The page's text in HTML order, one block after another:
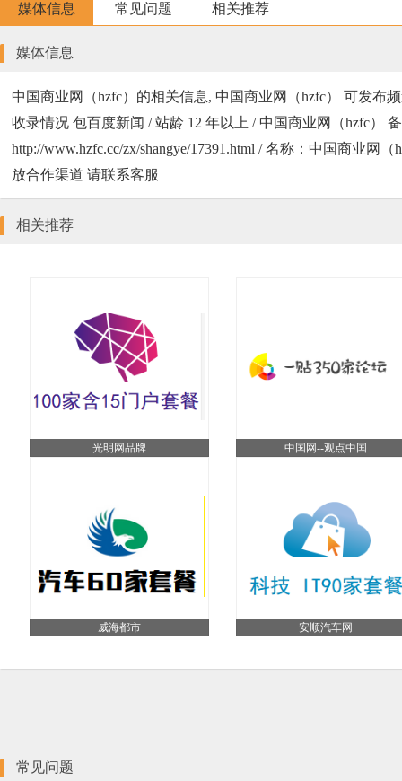
媒体信息 常见问题 相关推荐
媒体信息
中国商业网（hzfc）的相关信息, 中国商业网（hzfc） 可发布
收录情况 包百度新闻 / 站龄 12 年以上 / 中国商业网（hzfc）
http://www.hzfc.cc/zx/shangye/17391.html / 名称：中国商业网
放合作渠道 请联系客服
相关推荐
光明网品牌 中国网--观点中国
威海都市 安顺汽车网
常见问题